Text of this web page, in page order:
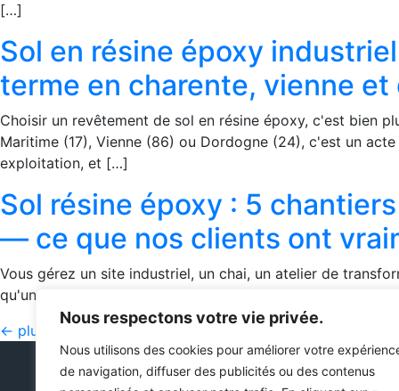
Nous respectons votre vie privée.
Nous utilisons des cookies pour améliorer votre
de navigation, diffuser des publicités ou des contenus
[…]
Sol en résine époxy
terme en charente, vienne et
Choisir un revêtement de sol en résine époxy, c'est bien
Maritime (17), Vienne (86) ou Dordogne (24), c'est un
exploitation, et […]
Sol résine époxy : 5
— ce que nos clients ont
Vous gérez un site industriel, un chai, un atelier de
qu'un problème esthétique — c'est un risque sanitaire,
← plus ancien
N'hésitez pas à nous contacter